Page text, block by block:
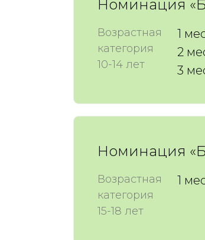
Номинация
Возрастная
категория
10-14 лет
1
2
3
Номинация
Возрастная
категория
15-18 лет
1